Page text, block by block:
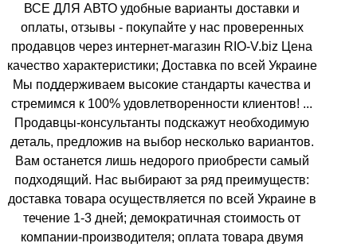
ВСЕ ДЛЯ АВТО удобные варианты доставки и
оплаты, отзывы - покупайте у нас проверенных
продавцов через интернет-магазин RIO-V.biz Цена
качество характеристики; Доставка по всей Украине
Мы поддерживаем высокие стандарты качества и
стремимся к 100% удовлетворенности клиентов! ...
Продавцы-консультанты подскажут необходимую
деталь, предложив на выбор несколько вариантов.
Вам останется лишь недорого приобрести самый
подходящий. Нас выбирают за ряд преимуществ:
доставка товара осуществляется по всей Украине в
течение 1-3 дней; демократичная стоимость от
компании-производителя; оплата товара двумя